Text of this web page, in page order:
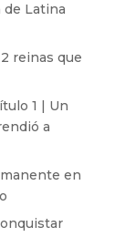
de Latina
reinas que
1 | Un
a
en